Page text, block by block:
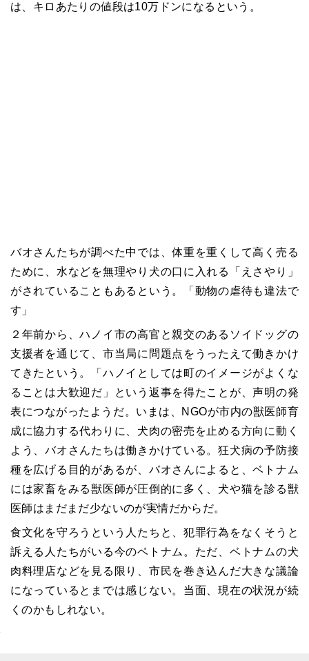
は、キロあたりの値段は10万ドンになるという。
バオさんたちが調べた中では、体重を重くして高く売る
ために、水などを無理やり犬の口に入れる「えさやり」
がされていることもあるという。「動物の虐待も違法で
す」
２年前から、ハノイ市の高官と親交のあるソイドッグの
支援者を通じて、市当局に問題点をうったえて働きかけ
てきたという。「ハノイとしては町のイメージがよくな
ることは大歓迎だ」という返事を得たことが、声明の発
表につながったようだ。いまは、NGOが市内の獣医師育
成に協力する代わりに、犬肉の密売を止める方向に動く
よう、バオさんたちは働きかけている。狂犬病の予防接
種を広げる目的があるが、バオさんによると、ベトナム
には家畜をみる獣医師が圧倒的に多く、犬や猫を診る獣
医師はまだまだ少ないのが実情だからだ。
食文化を守ろうという人たちと、犯罪行為をなくそうと
訴える人たちがいる今のベトナム。ただ、ベトナムの犬
肉料理店などを見る限り、市民を巻き込んだ大きな議論
になっているとまでは感じない。当面、現在の状況が続
くのかもしれない。